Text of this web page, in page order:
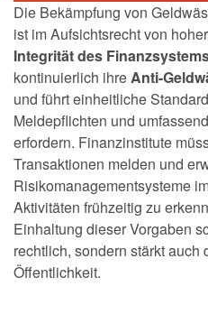
Die Bekämpfung von
ist im Aufsichtsrecht von
Integrität des
kontinuierlich ihreAnti-
und führt einheitliche
Meldepflichten und
erfordern. Finanzinstitute
Transaktionen melden und
Risikomanagementsysteme
Aktivitäten frühzeitig zu
Einhaltung dieser Vorgaben
rechtlich, sondern stärkt auch
Öffentlichkeit.